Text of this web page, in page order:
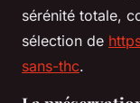
sérénité totale,
sélection de
sans-thc.